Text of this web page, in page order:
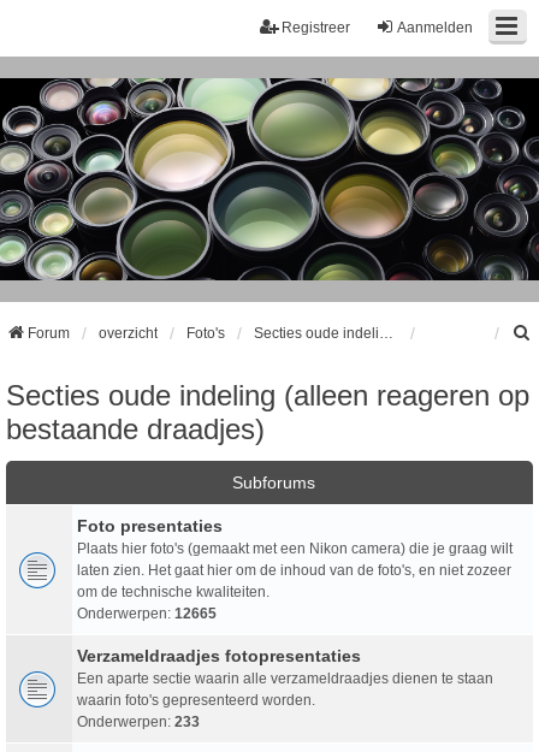
Aanmelden
Registreer
Forum overzicht Foto's
Secties oude indeling (alleen reageren op
bestaande draadjes)
Subforums
Foto presentaties
Plaats hier foto's (gemaakt met een Nikon camera) die je graag wilt
laten zien. Het gaat hier om de inhoud van de foto's, en niet zozeer
om de technische kwaliteiten.
Onderwerpen: 12665
Verzameldraadjes fotopresentaties
Een aparte sectie waarin alle verzameldraadjes dienen te staan
waarin foto's gepresenteerd worden.
Onderwerpen: 233